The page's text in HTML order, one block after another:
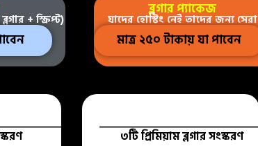
+ স্ক্রিপ্ট)
ব্লগার প্যাকেজ
যাদের হোস্টিং নেই তাদের জন্য সেরা
মাত্র ২৫০ টাকায় যা পাবেন
৩টি প্রিমিয়াম ব্লগার সংস্করণ